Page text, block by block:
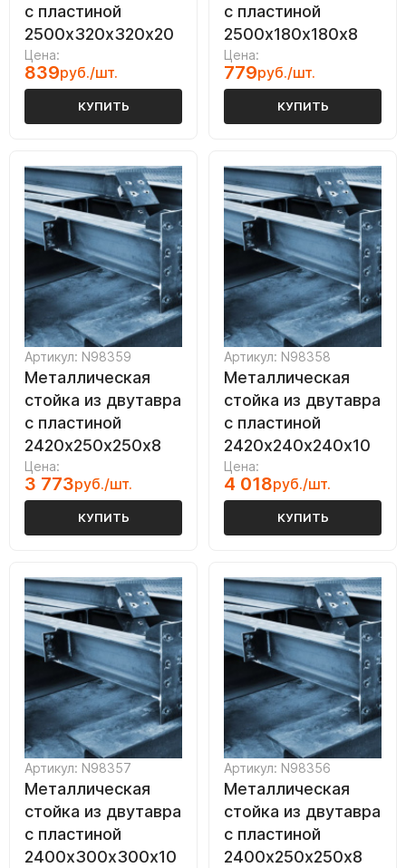
с пластиной
2500х320х320х20
Цена:
839руб./шт.
КУПИТЬ
с пластиной
2500х180х180х8
Цена:
779руб./шт.
КУПИТЬ
Артикул: N98359
Металлическая
стойка из двутавра
с пластиной
2420х250х250х8
Цена:
3 773руб./шт.
КУПИТЬ
Артикул: N98358
Металлическая
стойка из двутавра
с пластиной
2420х240х240х10
Цена:
4 018руб./шт.
КУПИТЬ
Артикул: N98357
Металлическая
стойка из двутавра
с пластиной
2400х300х300х10
Артикул: N98356
Металлическая
стойка из двутавра
с пластиной
2400х250х250х8